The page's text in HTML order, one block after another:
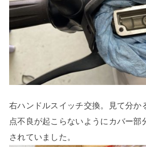
右ハンドルスイッチ交換。見て分か
点不良が起こらないようにカバー部
されていました。